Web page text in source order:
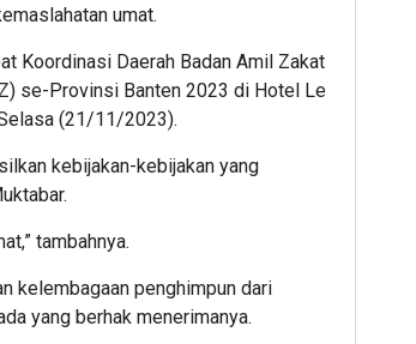
umat.
Koordinasi Daerah Badan Amil Zakat
se-Provinsi Banten 2023 di Hotel Le
(21/11/2023).
kebijakan-kebijakan yang
tambahnya.
kelembagaan penghimpun dari
yang berhak menerimanya.